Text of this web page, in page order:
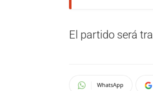
El partido será
WhatsApp